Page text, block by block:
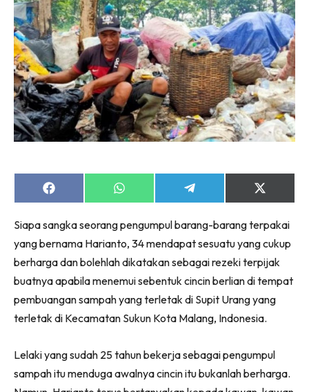
Share
on
Share
on
Share
on
Share
on
(Twitter)
Siapa sangka seorang pengumpul barang-barang terpakai
yang bernama Harianto, 34 mendapat sesuatu yang cukup
berharga dan bolehlah dikatakan sebagai rezeki terpijak
buatnya apabila menemui sebentuk cincin berlian di tempat
pembuangan sampah yang terletak di Supit Urang yang
terletak di Kecamatan Sukun Kota Malang, Indonesia.
Lelaki yang sudah 25 tahun bekerja sebagai pengumpul
sampah itu menduga awalnya cincin itu bukanlah berharga.